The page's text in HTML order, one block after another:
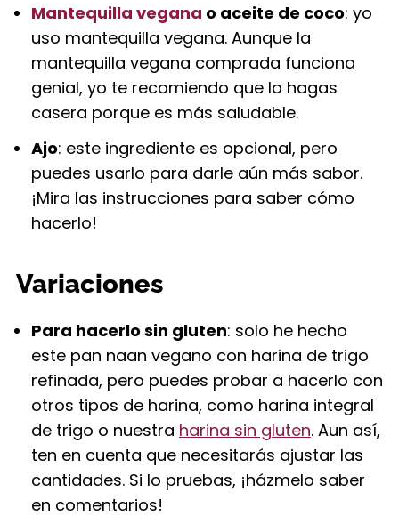
Mantequilla vegana o aceite de coco: yo
uso mantequilla vegana. Aunque la
mantequilla vegana comprada funciona
genial, yo te recomiendo que la hagas
casera porque es más saludable.
Ajo: este ingrediente es opcional, pero
puedes usarlo para darle aún más sabor.
¡Mira las instrucciones para saber cómo
hacerlo!
Variaciones
Para hacerlo sin gluten: solo he hecho
este pan naan vegano con harina de trigo
refinada, pero puedes probar a hacerlo con
otros tipos de harina, como harina integral
de trigo o nuestra harina sin gluten. Aun así,
ten en cuenta que necesitarás ajustar las
cantidades. Si lo pruebas, ¡házmelo saber
en comentarios!